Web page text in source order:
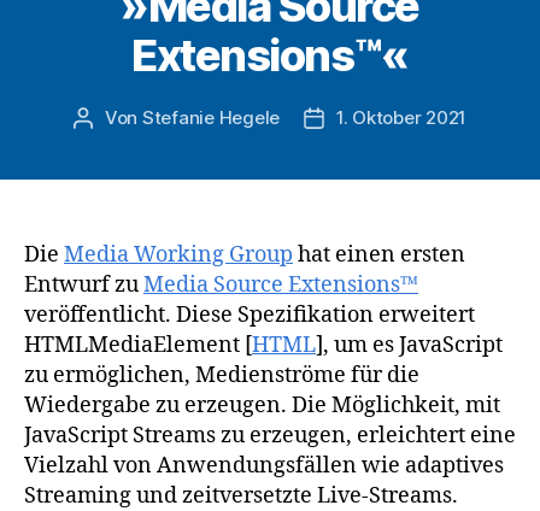
Extensions™«
Beitragsautor
Von Stefanie Hegele Veröffentlichungsdatum
1. Oktober 2021
Die Media Working Group hat einen ersten
Entwurf zuMedia Source Extensions™
veröffentlicht. Diese Spezifikation erweitert
HTMLMediaElement [HTML], um es JavaScript
zu ermöglichen, Medienströme für die
Wiedergabe zu erzeugen. Die Möglichkeit, mit
JavaScript Streams zu erzeugen, erleichtert eine
Vielzahl von Anwendungsfällen wie adaptives
Streaming und zeitversetzte Live-Streams.